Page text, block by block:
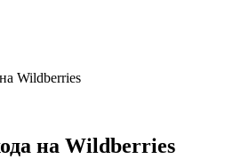
Wildberries
на Wildberries